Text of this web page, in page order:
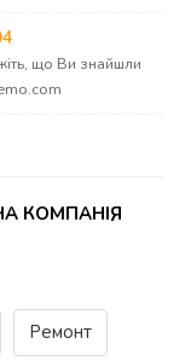
що Ви знайшли
КОМПАНІЯ
Ремонт